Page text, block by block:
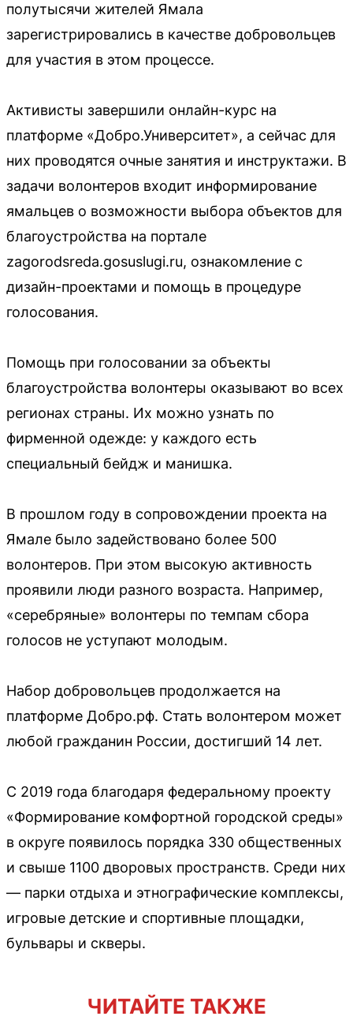
полутысячи жителей Ямала
зарегистрировались в качестве добровольцев
для участия в этом процессе.
Активисты завершили онлайн-курс на
платформе «Добро.Университет», а сейчас для
них проводятся очные занятия и инструктажи. В
задачи волонтеров входит информирование
ямальцев о возможности выбора объектов для
благоустройства на портале
zagorodsreda.gosuslugi.ru, ознакомление с
дизайн-проектами и помощь в процедуре
голосования.
Помощь при голосовании за объекты
благоустройства волонтеры оказывают во всех
регионах страны. Их можно узнать по
фирменной одежде: у каждого есть
специальный бейдж и манишка.
В прошлом году в сопровождении проекта на
Ямале было задействовано более 500
волонтеров. При этом высокую активность
проявили люди разного возраста. Например,
«серебряные» волонтеры по темпам сбора
голосов не уступают молодым.
Набор добровольцев продолжается на
платформе Добро.рф. Стать волонтером может
любой гражданин России, достигший 14 лет.
С 2019 года благодаря федеральному проекту
«Формирование комфортной городской среды»
в округе появилось порядка 330 общественных
и свыше 1100 дворовых пространств. Среди них
— парки отдыха и этнографические комплексы,
игровые детские и спортивные площадки,
бульвары и скверы.
ЧИТАЙТЕ ТАКЖЕ